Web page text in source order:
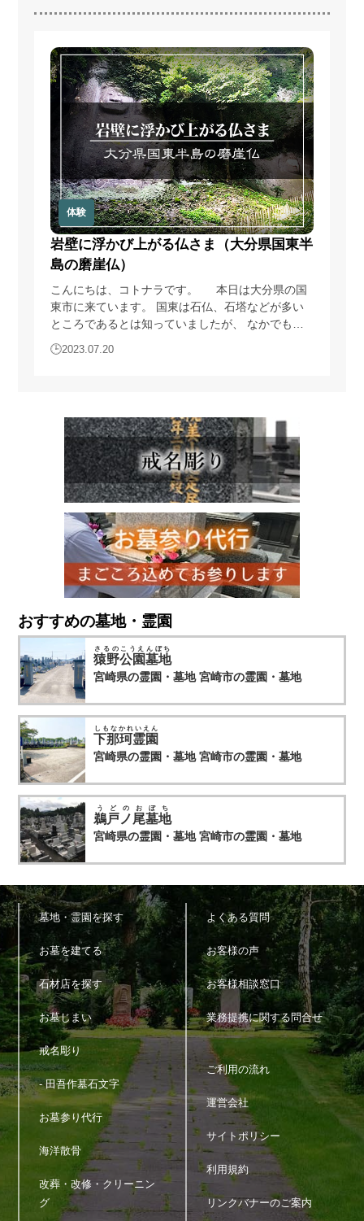
3)
サービス向上を目的とした各種施策の実施のため
4)
ウェブサイトその他各種媒体等に掲載する統計データ等
の分析業務実施のため
各種サービスの企画・開発や満足度向上等を目的とした
アンケート調査等の実施のため
商品・サービス等の各種連絡・ダイレクトメール・メー
ルマガジン・お知らせ等の配信・送付のため
7)
お問い合わせ、ご相談に対応するため
8)
広告の表示のため
9)
その他、上記利用目的に付随する目的のため
4.個人情報の利用
当サイトが取得した個人情報は、取得の際に示した利用目的
行上必要な限りにおいて利用します。
5.個人情報の第三者提供
当サイトは、法令に定める場合を除き、個人情報を事前に本
当サイトは、個人情報の正確性および最新性を保ち、安全に
管理するとともに個人情報の紛失・改ざん・漏えいなどを防
止するため、必要かつ適正な情報セキュリティー対策を実現
します。
7.個人情報の開示・訂正・利用停止・消去
当サイトは、本人が個人情報について、開示・訂正・利用停
止・消去などを求める権利を有していることを認識し、お客
様相談窓口を設置して、これらの要求ある場合には、法令に
したがって速やかに対応します。
わせフォームをご利用の上ご連絡ください。
その際、お問い合わせ内容欄に個人情報に関する問い合わせ
であることを明記（開示・訂正・利用停止・消去など具体的
な内容）の上、ご連絡をお願いします。
体験
岩壁に浮かび上がる仏さま（大分県国東半
島の磨崖仏）
こんにちは、コトナラです。 本日は大分県の国
東市に来ています。 国東は石仏、石塔などが多い
ところであるとは知っていましたが、 なかでも熊
野磨崖仏は、以前から気になっていたので ちょっ
と足を伸ばしてみました。 磨崖仏（まがいぶ
のうち約7割が現存しており、 なかでも臼杵磨崖仏
は国宝としても知られています。 大分県内の磨崖
仏の多くは国東半島に残されていて、 さまざまな
仏様を岩壁に見ることができます。 今回訪れ…
2023.07.20
おすすめの墓地・霊園
猿野公園墓地
さるのこうえんぼち
宮崎県の霊園・墓地 宮崎市の霊園・墓地
下那珂霊園
しもなかれいえん
宮崎県の霊園・墓地 宮崎市の霊園・墓地
鵜戸ノ尾墓地
うどのおぼち
宮崎県の霊園・墓地 宮崎市の霊園・墓地
墓地・霊園を探す
お墓を建てる
石材店を探す
お墓じまい
戒名彫り
- 田吾作墓石文字
お墓参り代行
海洋散骨
改葬・改修・クリーニン
グ
よくある質問
お客様の声
お客様相談窓口
業務提携に関する問合せ
ご利用の流れ
運営会社
サイトポリシー
利用規約
リンクバナーのご案内